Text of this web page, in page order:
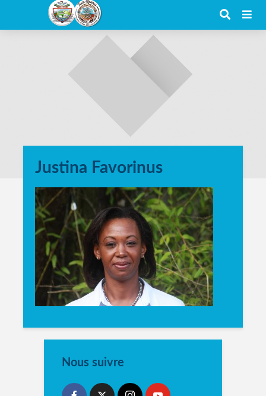
Justina Favorinus
Nous suivre